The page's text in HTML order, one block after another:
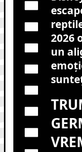
2026
un